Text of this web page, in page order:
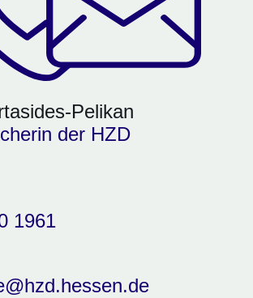
Pelikan
der HZD
1961